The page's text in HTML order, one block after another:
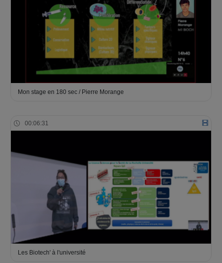
Mon stage en 180 sec / Pierre Morange
00:06:31
Les Biotech' à l'université